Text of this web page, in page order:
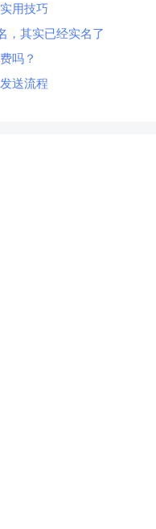
用技巧
，其实已经实名了
吗？
送流程